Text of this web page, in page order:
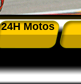
24H Motos